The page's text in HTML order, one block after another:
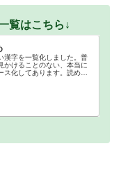
覧はこちら↓
漢字を一覧化しました。普
かけることのない、本当に
化してあります。読めな